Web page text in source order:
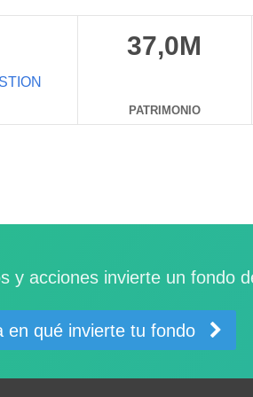
37,0M
PATRIMONIO
y acciones invierte un fondo
en qué invierte tu fondo